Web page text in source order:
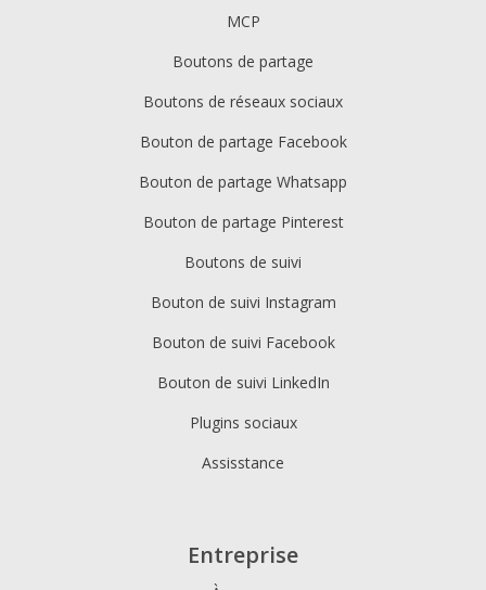
MCP
Boutons de partage
Boutons de réseaux sociaux
Bouton de partage Facebook
Bouton de partage Whatsapp
Bouton de partage Pinterest
Boutons de suivi
Bouton de suivi Instagram
Bouton de suivi Facebook
Bouton de suivi LinkedIn
Plugins sociaux
Assisstance
Entreprise